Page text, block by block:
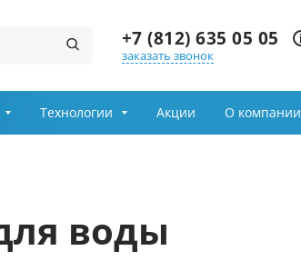
+7 (812) 635 05 05
Заказ звонка
Выберите причину обращения
заказать звонок
Технологии Акции О компании
воды